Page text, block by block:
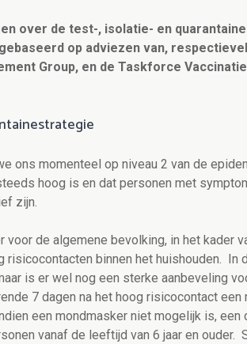
over de test-, isolatie- en
op adviezen van,
Group, en de Taskforce
ons momenteel op niveau 2 van de
hoog is en dat personen met
zijn.
voor de algemene bevolking, in het kader
risicocontacten binnen het huishouden.
is er wel nog een sterke aanbeveling
7 dagen na het hoog risicocontact
een mondmasker niet mogelijk is,
vanaf de leeftijd van 6 jaar en ouder.